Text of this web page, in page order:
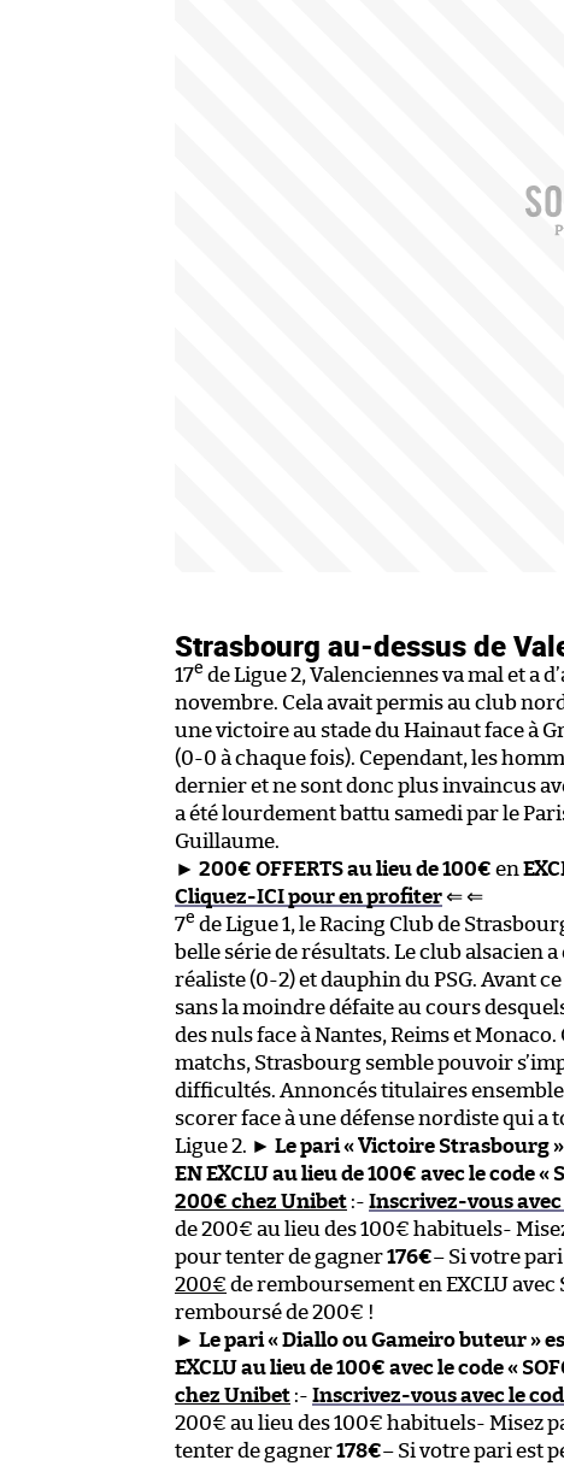
Strasbourg au-dessus de
17e de Ligue 2, Valenciennes va mal et a
novembre. Cela avait permis au club
une victoire au stade du Hainaut face à
(0-0 à chaque fois). Cependant, les
dernier et ne sont donc plus invaincus
a été lourdement battu samedi par le
Guillaume.
► 200€ OFFERTS au lieu de 100€ en
Cliquez-ICI pour en profiter⇐ ⇐
7e de Ligue 1, le Racing Club de
belle série de résultats. Le club alsacien
réaliste (0-2) et dauphin du PSG. Avant
sans la moindre défaite au cours
des nuls face à Nantes, Reims et
matchs, Strasbourg semble pouvoir
difficultés. Annoncés titulaires
scorer face à une défense nordiste qui a
Ligue 2. ► Le pari « Victoire Strasbourg »
EN EXCLU au lieu de 100€ avec le code «
200€ chez Unibet :- Inscrivez-vous avec
de 200€ au lieu des 100€ habituels-
pour tenter de gagner176€– Si votre
200€ de remboursement en EXCLU avec
remboursé de 200€ !
► Le pari « Diallo ou Gameiro buteur »
EXCLU au lieu de 100€ avec le code «
chez Unibet :- Inscrivez-vous avec le
200€ au lieu des 100€ habituels- Misez
tenter de gagner178€– Si votre pari est